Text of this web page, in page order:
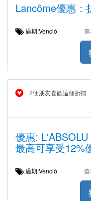
Lancôme優惠：
過期:Venció
2個朋友喜歡這個折扣
優惠:
最高可享受12%
過期:Venció